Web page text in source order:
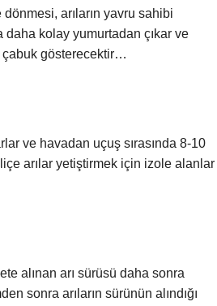
arıların yavru sahibi
daha kolay yumurtadan çıkar ve
çabuk gösterecektir…
ve havadan uçuş sırasında 8-10
arılar yetiştirmek için izole alanlar
alınan arı sürüsü daha sonra
sonra arıların sürünün alındığı